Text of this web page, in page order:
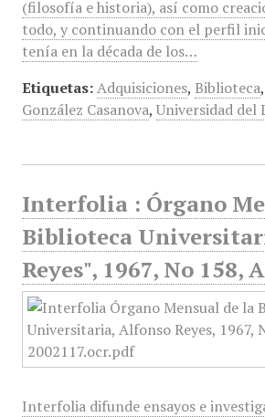
(filosofía e historia), así como
todo, y continuando con el perfil
tenía en la década de los…
Etiquetas: Adquisiciones, Biblioteca,
González Casanova, Universidad del
Interfolia : Órgano
Biblioteca
Reyes", 1967, No 158,
Interfolia difunde ensayos e